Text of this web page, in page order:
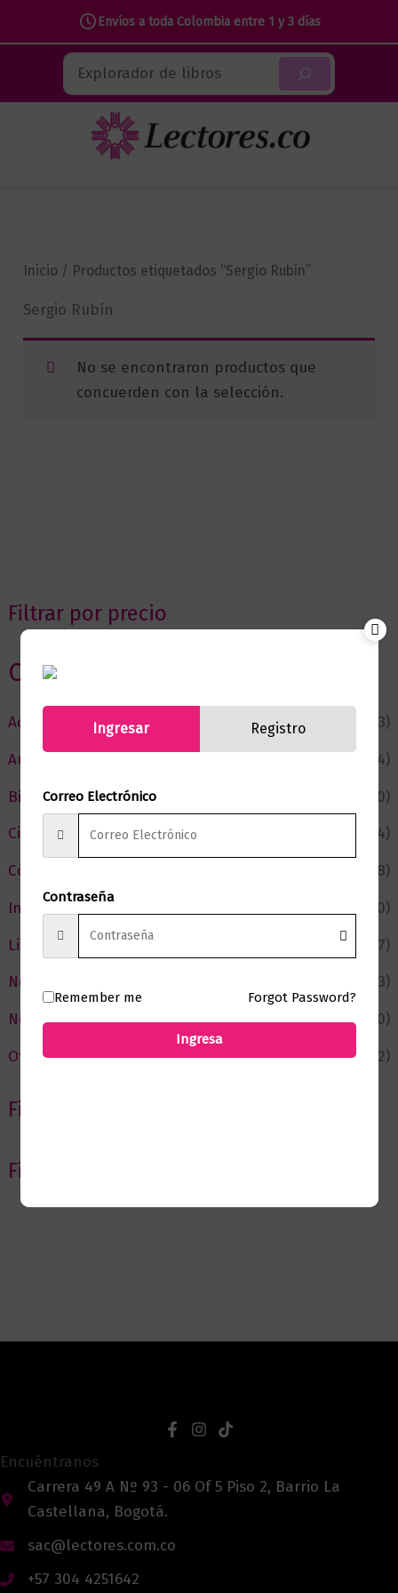
Envíos a toda Colombia entre 1 y 3 días
contenido
Buscar
Filtrar por precio
Categorias
Actualidad
(53)
Autor del Mes
(4)
Bienestar
(230)
Ciencia y Conocimiento
(74)
Cómic y Fantasía
(88)
Infantil y Juvenil
(210)
Literatura
(367)
Negocios
(43)
Novedades
(110)
Ofertas
(12)
Filtrar por Autor
Filtrar por editorial
Inicio / Productos etiquetados “Sergio Rubín”
Sergio Rubín
No se encontraron productos que
concuerden con la selección.
Encuéntranos
Carrera 49 A Nº 93 - 06 Of 5 Piso 2, Barrio La
Castellana, Bogotá.
sac@lectores.com.co
+57 304 4251642
Ingresar Registro
Correo Electrónico
Contraseña
Remember me Forgot Password?
Ingresa